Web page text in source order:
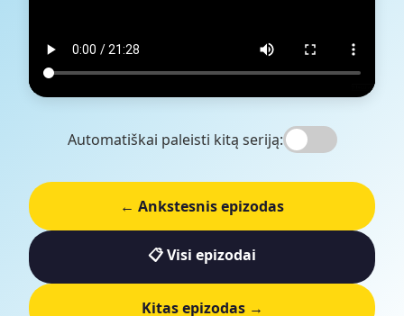
Automatiškai paleisti kitą seriją:
← Ankstesnis epizodas
📋 Visi epizodai
Kitas epizodas →